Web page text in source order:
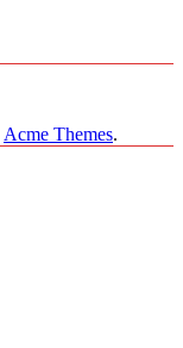
Acme Themes.